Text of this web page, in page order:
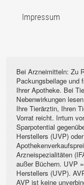
Impressum
Bei Arzneimitteln: Zu
Packungsbeilage und
Ihrer Apotheke. Bei
Nebenwirkungen
Ihre Tierärztin, Ihren
Vorrat reicht. Irrtum
Sparpotential
Herstellers (UVP)
Arzneispezialitäten
außer Büchern. UVP
Herstellers (UVP).
AVP ist keine